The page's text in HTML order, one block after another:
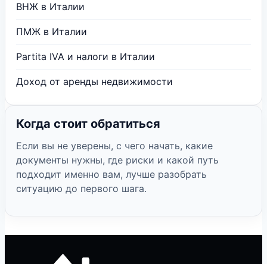
ВНЖ в Италии
ПМЖ в Италии
Partita IVA и налоги в Италии
Доход от аренды недвижимости
Когда стоит обратиться
Если вы не уверены, с чего начать, какие
документы нужны, где риски и какой путь
подходит именно вам, лучше разобрать
ситуацию до первого шага.